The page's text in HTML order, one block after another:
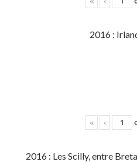
2016 :
« ‹
2016 : Les Scilly, entre